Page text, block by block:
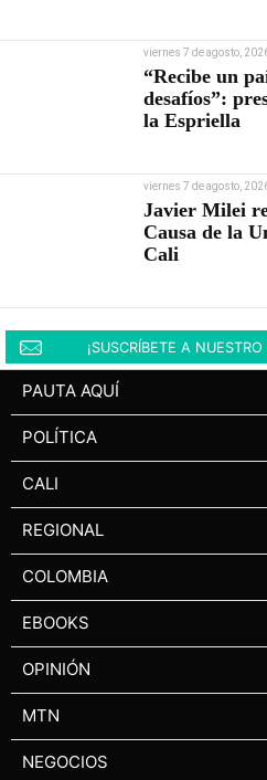
viernes 7 de agosto,
“Recibe un
desafíos”:
la Espriella
viernes 7 de agosto,
Javier Milei
Causa de la
Cali
¡SUSCRÍBETE A
PAUTA AQUÍ
POLÍTICA
CALI
REGIONAL
COLOMBIA
EBOOKS
OPINIÓN
MTN
NEGOCIOS